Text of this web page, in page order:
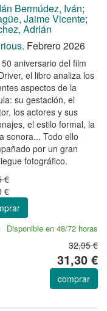
Bermúdez, Iván;
Jaime Vicente;
Adrián
Febrero 2026
50 aniversario del film
el libro analiza los
aspectos de la
su gestación, el
los actores y sus
el estilo formal, la
sonora... Todo ello
por un gran
fotográfico.
€
€
Disponible en 48/72 horas
32,95 €
31,30 €
comprar